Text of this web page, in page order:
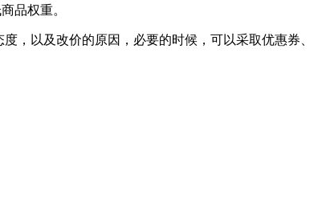
品权重。
以及改价的原因，必要的时候，可以采取优惠券、